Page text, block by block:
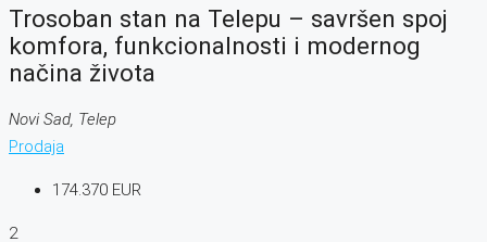
Trosoban stan na Telepu – savršen spoj
komfora, funkcionalnosti i modernog
načina života
Novi Sad, Telep
Prodaja
174.370 EUR
2